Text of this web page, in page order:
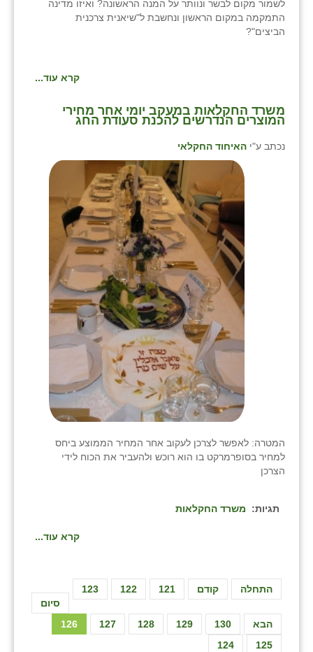
לשמור מקום לבשר ונוותר על המנה הראשונה? ואיזו מדינה
התמקמה במקום הראשון ונחשבת ל"שיאנית צרכנית
הביצים"?
קרא עוד...
משרד החקלאות במעקב יומי אחר מחירי
המוצרים הנדרשים להכנת סעודת החג
נכתב ע"י האיחוד החקלאי
המטרה: לאפשר לצרכן לעקוב אחר המחיר הממוצע ביחס
למחיר בסופרמרקט בו הוא רוכש ולהעביר את הכוח לידי
הצרכן
תגיות: משרד החקלאות
קרא עוד...
התחלה קודם 121
122
123
124 125
126 127 128 129 130 הבא
סיום